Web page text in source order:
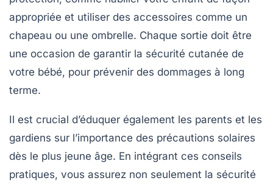
appropriée et utiliser des accessoires comme un
chapeau ou une ombrelle. Chaque sortie doit être
une occasion de garantir la sécurité cutanée de
votre bébé, pour prévenir des dommages à long
terme.
Il est crucial d’éduquer également les parents et les
gardiens sur l’importance des précautions solaires
dès le plus jeune âge. En intégrant ces conseils
pratiques, vous assurez non seulement la sécurité